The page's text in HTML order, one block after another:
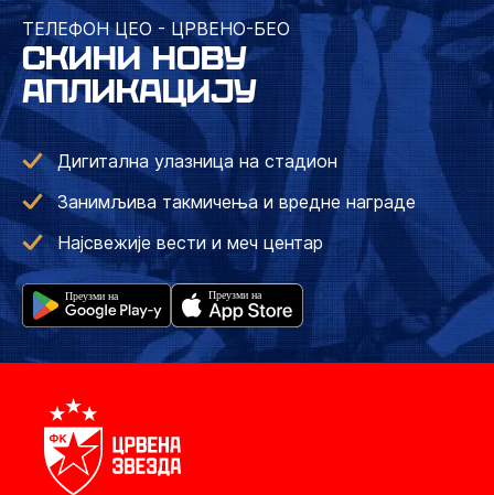
ТЕЛЕФОН ЦЕО - ЦРВЕНО-БЕО
СКИНИ НОВУ
АПЛИКАЦИЈУ
Дигитална улазница на стадион
Занимљива такмичења и вредне награде
Најсвежије вести и меч центар